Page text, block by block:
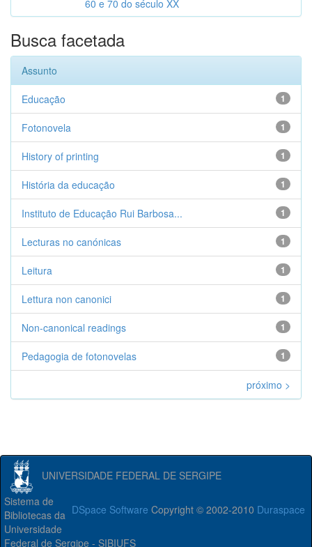
60 e 70 do século XX
Busca facetada
Assunto
1
Educação
1
Fotonovela
1
History of printing
1
História da educação
1
Instituto de Educação Rui Barbosa...
1
Lecturas no canónicas
1
Leitura
1
Lettura non canonici
1
Non-canonical readings
1
Pedagogia de fotonovelas
próximo >
UNIVERSIDADE FEDERAL DE SERGIPE
DSpace Software Copyright © 2002-2010 Duraspace
Sistema de
Bibliotecas da
Universidade
Federal de Sergipe - SIBIUFS